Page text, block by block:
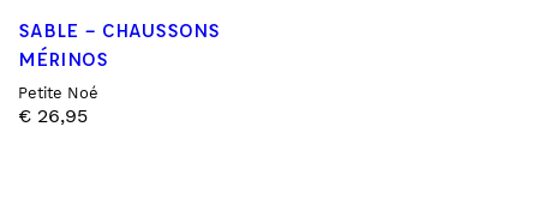
SABLE – CHAUSSONS
MÉRINOS
Petite Noé
€ 26,95